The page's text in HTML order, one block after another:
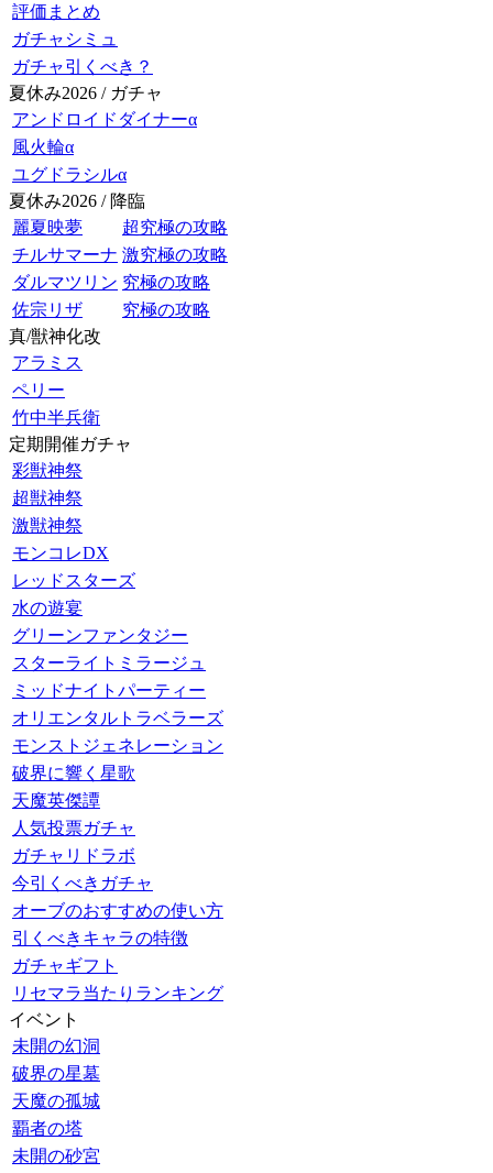
評価まとめ
ガチャシミュ
ガチャ引くべき？
夏休み2026 / ガチャ
アンドロイドダイナーα
風火輪α
ユグドラシルα
夏休み2026 / 降臨
麗夏映夢
超究極の攻略
チルサマーナ 激究極の攻略
ダルマツリン 究極の攻略
佐宗リザ
究極の攻略
真/獣神化改
アラミス
ペリー
竹中半兵衛
定期開催ガチャ
彩獣神祭
超獣神祭
激獣神祭
モンコレDX
レッドスターズ
水の遊宴
グリーンファンタジー
スターライトミラージュ
ミッドナイトパーティー
オリエンタルトラベラーズ
モンストジェネレーション
破界に響く星歌
天魔英傑譚
人気投票ガチャ
ガチャリドラボ
今引くべきガチャ
オーブのおすすめの使い方
引くべきキャラの特徴
ガチャギフト
リセマラ当たりランキング
イベント
未開の幻洞
破界の星墓
天魔の孤城
覇者の塔
未開の砂宮